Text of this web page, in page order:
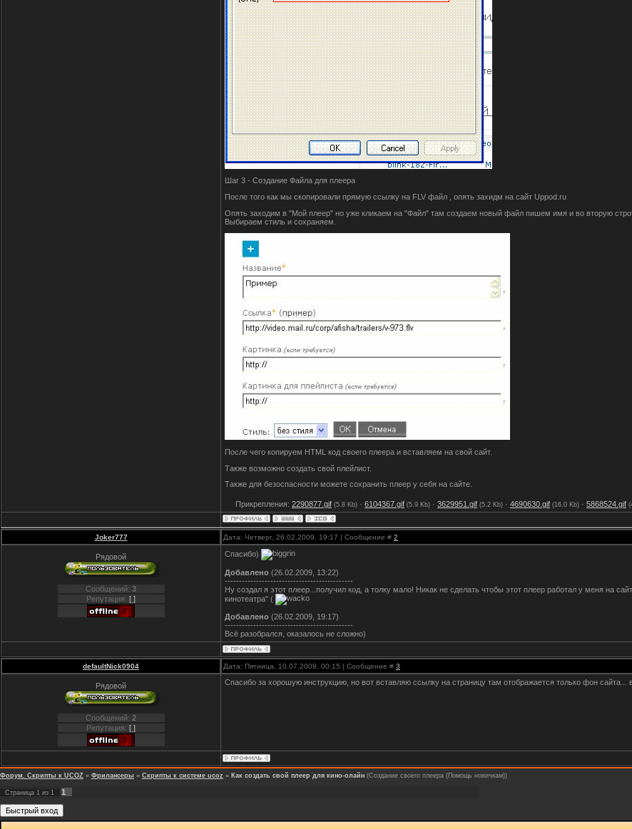
Шаг 3 - Создание Файла для плеера
После того как мы скопировали прямую ссылку на FLV файл , опять захидм на сайт Uppod.ru
Опять заходим в "Мой плеер" но уже кликаем на "Файл" там создаем новый файл пишем имя и во вторую
Выбираем стиль и сохраняем.
После чего копируем HTML код своего плеера и вставляем на свой сайт.
Также возможно создать свой плейлист.
Также для безоспасности можете сохранить плеер у себя на сайте.
Прикрепления: 2290877.gif (5.8 Kb) · 6104367.gif (5.9 Kb) · 3629951.gif (5.2 Kb) · 4690630.gif (16.0 Kb) · 5868524.gif
Joker777 Дата: Четверг, 26.02.2009, 19:17 | Сообщение # 2
Рядовой
Сообщений: 3
Репутация: [ ]
Спасибо)
Добавлено (26.02.2009, 13:22)
---------------------------------------------
Ну создал я этот плеер...получил код, а толку мало! Никак не сделать чтобы этот плеер работал у меня на
кинотеатра" (
Добавлено (26.02.2009, 19:17)
---------------------------------------------
Всё разобрался, оказалось не сложно)
defaultNick0904 Дата: Пятница, 10.07.2009, 00:15 | Сообщение # 3
Рядовой
Сообщений: 2
Репутация: [ ]
Спасибо за хорошую инструкцию, но вот вставляю ссылку на страницу там отображается только фон сайта...
Форум. Скрипты к UCOZ » Фрилансеры » Скрипты к системе ucoz » Как создать свой плеер для кино-олайн (Создание своего плеера (Помощь новичкам))
Страница 1 из 1
1